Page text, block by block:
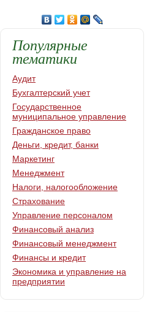
Популярные
тематики
Аудит
Бухгалтерский учет
Государственное
муниципальное управление
Гражданское право
Деньги, кредит, банки
Маркетинг
Менеджмент
Налоги, налогообложение
Страхование
Управление персоналом
Финансовый анализ
Финансовый менеджмент
Финансы и кредит
Экономика и управление на
предприятии